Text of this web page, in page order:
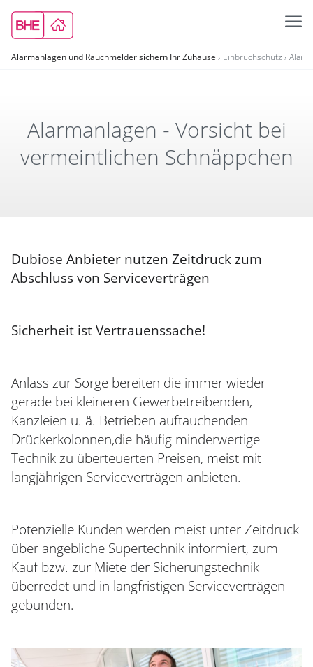
Alarmanlagen und Rauchmelder sichern Ihr Zuhause Einbruchschutz
Alarm­an­lagen - Vorsicht bei
vermeint­li­chen Schnäpp­chen
Dubiose Anbieter nutzen Zeitdruck zum
Abschluss von Serviceverträgen
Sicherheit ist Vertrauenssache!
Anlass zur Sorge bereiten die immer wieder
gerade bei kleineren Gewerbetreibenden,
Kanzleien u. ä. Betrieben auftauchenden
Drückerkolonnen,die häufig minderwertige
Technik zu überteuerten Preisen, meist mit
langjährigen Serviceverträgen anbieten.
Potenzielle Kunden werden meist unter Zeitdruck
über angebliche Supertechnik informiert, zum
Kauf bzw. zur Miete der Sicherungstechnik
überredet und in langfristigen Serviceverträgen
gebunden.